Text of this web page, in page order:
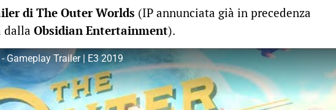
di The Outer Worlds (IP annunciata già in precedenza
dalla Obsidian Entertainment).
Gameplay Trailer | E3 2019